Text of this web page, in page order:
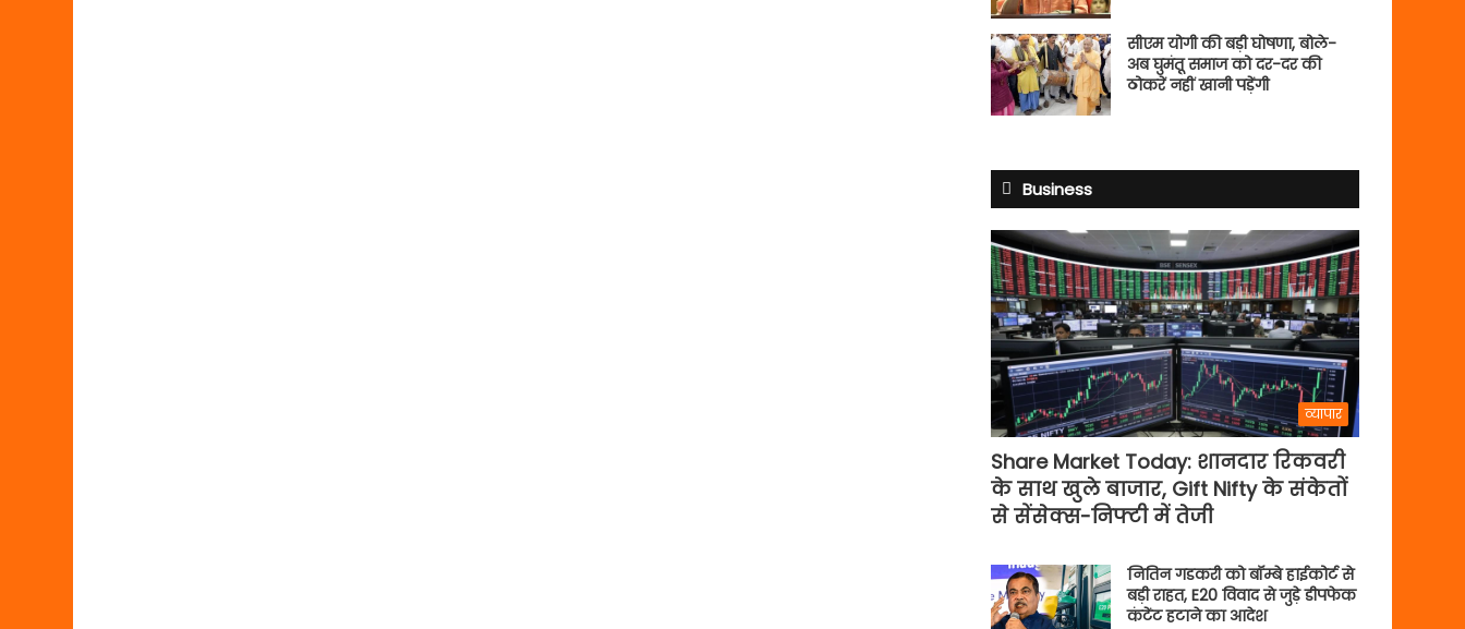
सीएम योगी की बड़ी घोषणा, बोले-
अब घुमंतू समाज को दर-दर की
ठोकरें नहीं खानी पड़ेंगी
Business
व्यापार
Share Market Today: शानदार रिकवरी
के साथ खुले बाजार, Gift Nifty के संकेतों
से सेंसेक्स-निफ्टी में तेजी
नितिन गडकरी को बॉम्बे हाईकोर्ट से
बड़ी राहत, E20 विवाद से जुड़े डीपफेक
कंटेंट हटाने का आदेश